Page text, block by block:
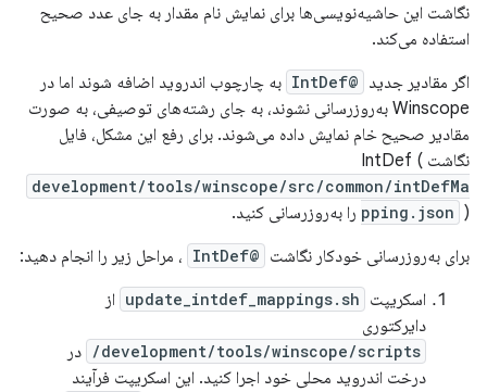
نگاشت این حاشیه‌نویسی‌ها برای نمایش نام مقدار به جای عدد صحیح
استفاده می‌کند.
اگر مقادیر جدید @IntDef
به چارچوب اندروید اضافه شوند اما در
Winscope به‌روزرسانی نشوند، به جای رشته‌های توصیفی، به صورت
مقادیر صحیح خام نمایش داده می‌شوند. برای رفع این مشکل، فایل
نگاشت IntDef (
development/tools/winscope/src/common/intDefMa
pping.json ) را به‌روزرسانی کنید.
برای به‌روزرسانی خودکار نگاشت @IntDef
، مراحل زیر را انجام دهید:
اسکریپت update_intdef_mappings.sh از
دایرکتوری
development/tools/winscope/scripts/
در
درخت اندروید محلی خود اجرا کنید. این اسکریپت فرآیند